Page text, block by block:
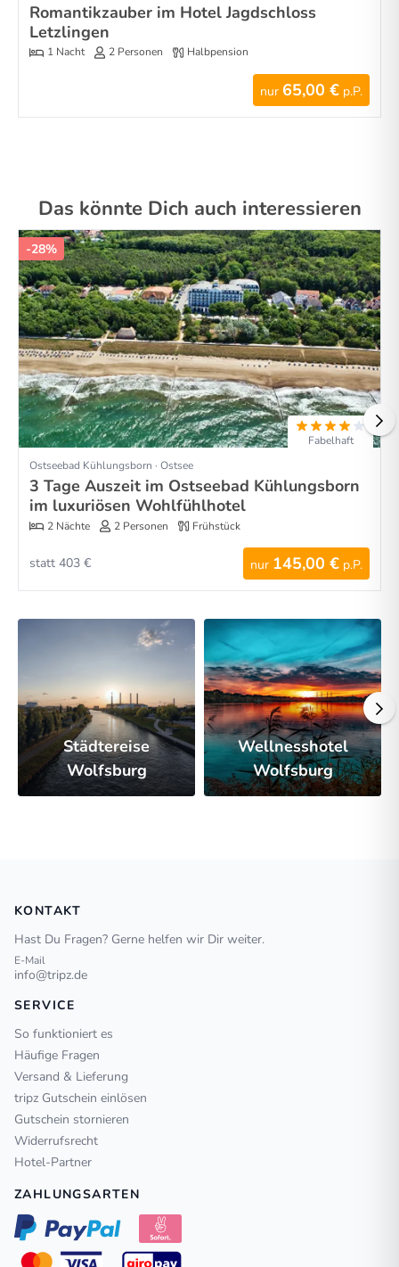
Romantikzauber im Hotel Jagdschloss
Letzlingen
1 Nacht 2 Personen Halbpension
nur 65,00 € p.P.
Das könnte Dich auch interessieren
-28%
Fabelhaft
Ostseebad Kühlungsborn · Ostsee
3 Tage Auszeit im Ostseebad Kühlungsborn
im luxuriösen Wohlfühlhotel
2 Nächte 2 Personen Frühstück
nur 145,00 € p.P.
statt 403 €
Städtereise
Wolfsburg
Wellnesshotel
Wolfsburg
KONTAKT
Hast Du Fragen? Gerne helfen wir Dir weiter.
E-Mail
info@tripz.de
SERVICE
So funktioniert es
Häufige Fragen
Versand & Lieferung
tripz Gutschein einlösen
Gutschein stornieren
Widerrufsrecht
Hotel-Partner
ZAHLUNGSARTEN